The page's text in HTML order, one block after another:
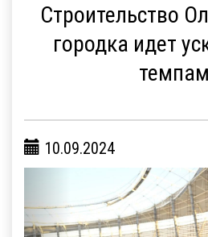
Строительство
городка идет
10.09.2024